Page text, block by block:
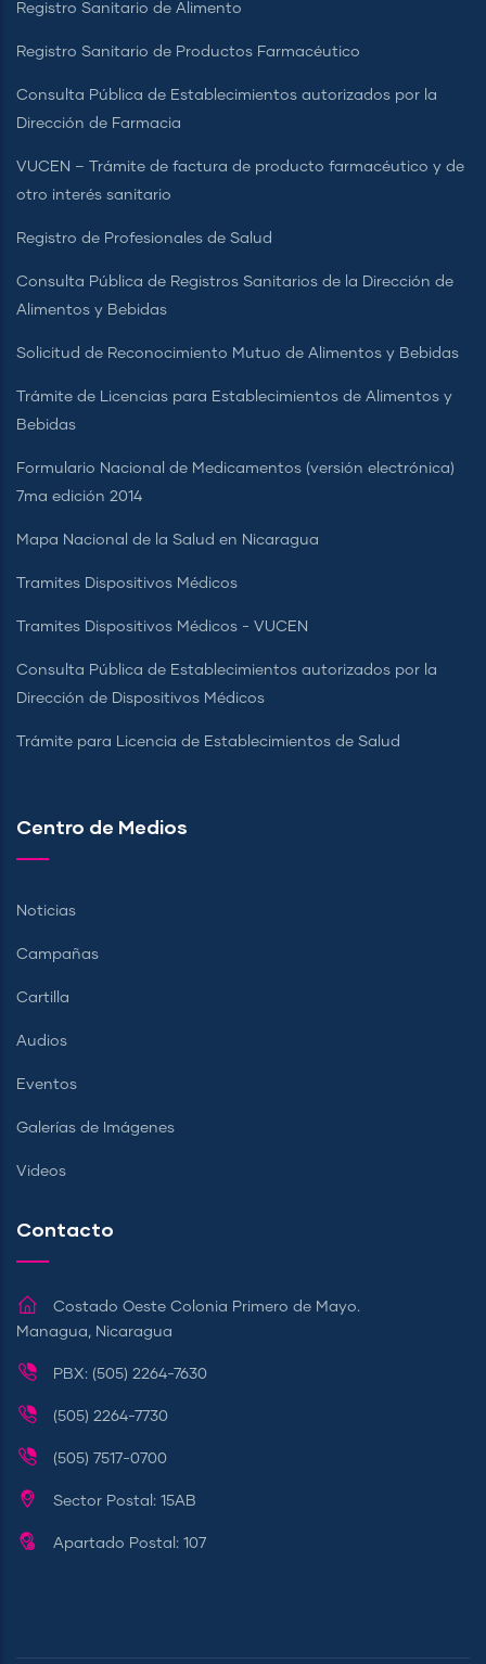
Registro Sanitario de Alimento
Registro Sanitario de Productos Farmacéutico
Consulta Pública de Establecimientos autorizados por la
Dirección de Farmacia
VUCEN – Trámite de factura de producto farmacéutico y de
otro interés sanitario
Registro de Profesionales de Salud
Consulta Pública de Registros Sanitarios de la Dirección de
Alimentos y Bebidas
Solicitud de Reconocimiento Mutuo de Alimentos y Bebidas
Trámite de Licencias para Establecimientos de Alimentos y
Bebidas
Formulario Nacional de Medicamentos (versión electrónica)
7ma edición 2014
Mapa Nacional de la Salud en Nicaragua
Tramites Dispositivos Médicos
Tramites Dispositivos Médicos - VUCEN
Consulta Pública de Establecimientos autorizados por la
Dirección de Dispositivos Médicos
Trámite para Licencia de Establecimientos de Salud
Centro de Medios
Noticias
Campañas
Cartilla
Audios
Eventos
Galerías de Imágenes
Videos
Contacto
Costado Oeste Colonia Primero de Mayo.
Managua, Nicaragua
PBX: (505) 2264-7630
(505) 2264-7730
(505) 7517-0700
Sector Postal: 15AB
Apartado Postal: 107